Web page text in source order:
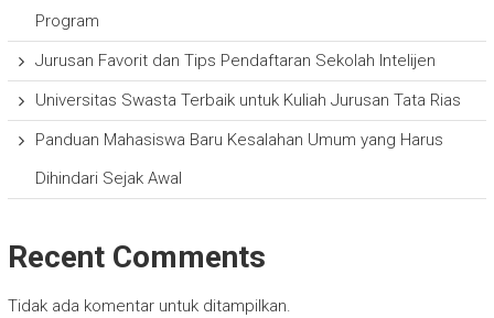
Program
Jurusan Favorit dan Tips Pendaftaran Sekolah Intelijen
Universitas Swasta Terbaik untuk Kuliah Jurusan Tata Rias
Panduan Mahasiswa Baru Kesalahan Umum yang Harus
Dihindari Sejak Awal
Recent Comments
Tidak ada komentar untuk ditampilkan.